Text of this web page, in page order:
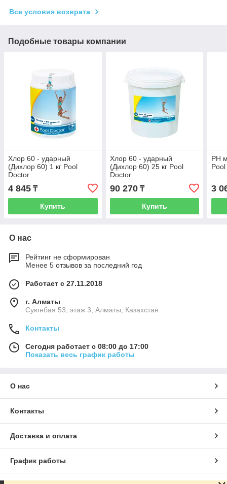
Все условия возврата
Подобные товары компании
Хлор 60 - ударный
(Дихлор 60) 1 кг Pool
Doctor
4 845 ₸
Купить
Хлор 60 - ударный
(Дихлор 60) 25 кг Pool
Doctor
90 270₸
Купить
PН
3
О нас
Рейтинг не сформирован
Менее 5 отзывов за последний год
Работает с 27.11.2018
г. Алматы
Суюнбая 53, этаж 3, Алматы, Казахстан
Контакты
Сегодня работает с 08:00 до 17:00
Показать весь график работы
О нас
Контакты
Доставка и оплата
График работы